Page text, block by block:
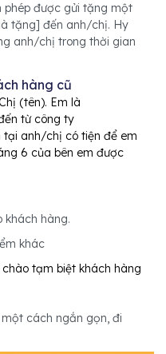
phép được gửi tặng một
tặng] đến anh/chị. Hy
anh/chị trong thời gian
hàng cũ
(tên). Em là
từ công ty
anh/chị có tiện để em
6 của bên em được
khách hàng.
khác
tạm biệt khách hàng
cách ngắn gọn, đi